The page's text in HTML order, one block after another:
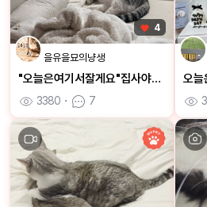
4
을유을묘의냥생
"오늘은여기서잘게요"집사야불꺼줘
3380 ㆍ 7
오늘